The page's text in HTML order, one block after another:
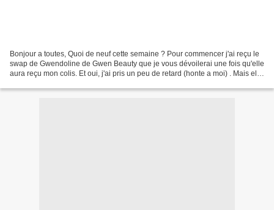
Bonjour a toutes, Quoi de neuf cette semaine ? Pour commencer j'ai reçu le
swap de Gwendoline de Gwen Beauty que je vous dévoilerai une fois qu'elle
aura reçu mon colis. Et oui, j'ai pris un peu de retard (honte a moi) . Mais elle